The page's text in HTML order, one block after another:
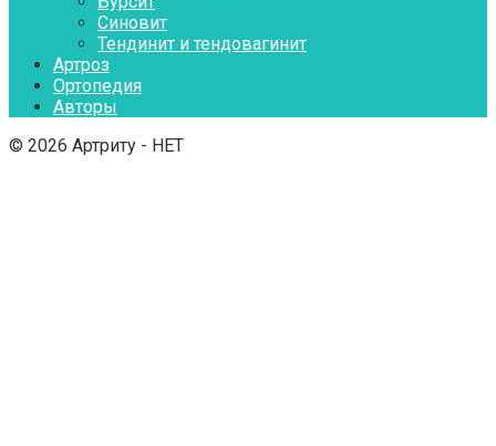
Синовит
Тендинит и тендовагинит
Артроз
Ортопедия
Авторы
© 2026 Артриту - НЕТ